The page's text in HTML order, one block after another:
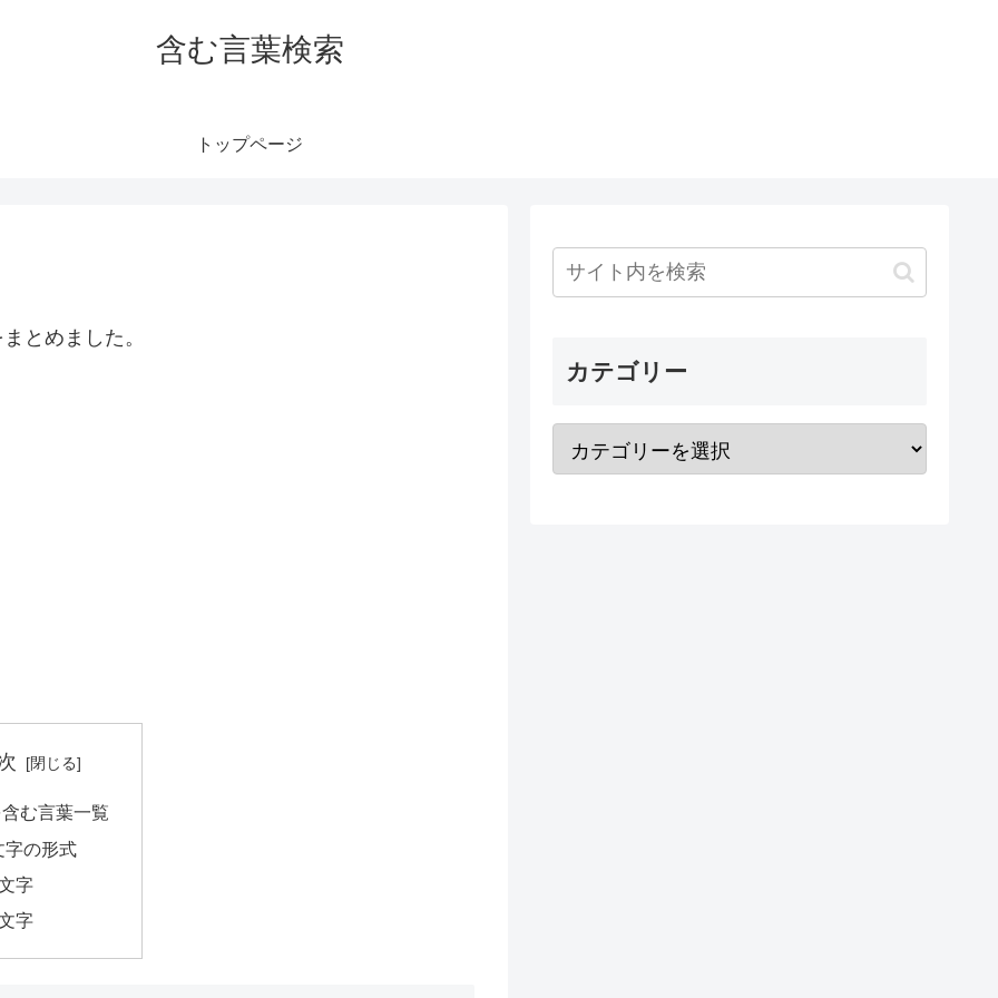
含む言葉検索
トップページ
とめました。
む言葉一覧
字の形式
字
字
カテゴリー